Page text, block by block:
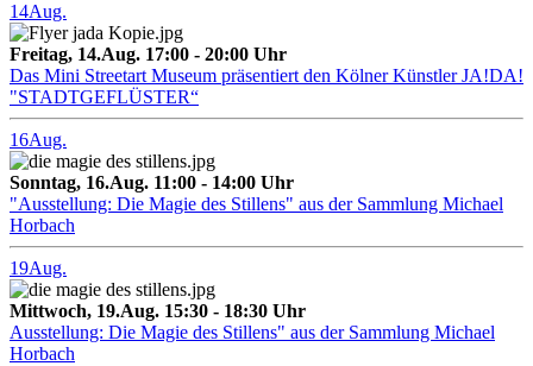
14Aug.
Freitag, 14.Aug. 17:00 - 20:00 Uhr
Das Mini Streetart Museum präsentiert den Kölner Künstler JA!DA!
"STADTGEFLÜSTER“
16Aug.
Sonntag, 16.Aug. 11:00 - 14:00 Uhr
"Ausstellung: Die Magie des Stillens" aus der Sammlung Michael
Horbach
19Aug.
Mittwoch, 19.Aug. 15:30 - 18:30 Uhr
Ausstellung: Die Magie des Stillens" aus der Sammlung Michael
Horbach